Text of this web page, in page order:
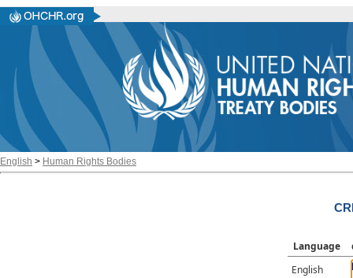
English > Human Rights Bodies
Language
English